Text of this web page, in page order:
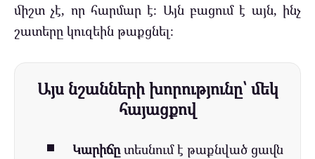
միշտ չէ, որ հարմար է։ Այն բացում է այն, ինչ
շատերը կուզեին թաքցնել։
Այս նշանների խորությունը՝ մեկ
հայացքով
Կարիճըտեսնում է թաքնված ցավն